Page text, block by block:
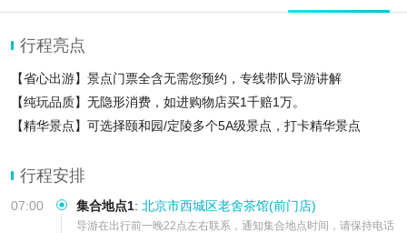
行程亮点
【省心出游】️景点门票全含无需您预约，专线带队导游讲解
【纯玩品质】无隐形消费，如进购物店买1千赔1万。
【精华景点】可选择颐和园/定陵多个5A级景点，打卡精华景点
行程安排
07:00 集合地点1: 北京市西城区老舍茶馆(前门店)
导游在出行前一晚22点左右联系，通知集合地点时间，请保持电话